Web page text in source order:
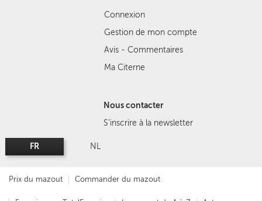
Connexion
Gestion de mon compte
Avis - Commentaires
Ma Citerne
Nous contacter
S'inscrire à la newsletter
FR NL
Prix du mazout Commander du mazout